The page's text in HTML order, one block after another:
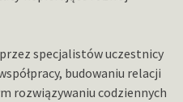
specjalistów uczestnicy
budowaniu relacji
rozwiązywaniu codziennych